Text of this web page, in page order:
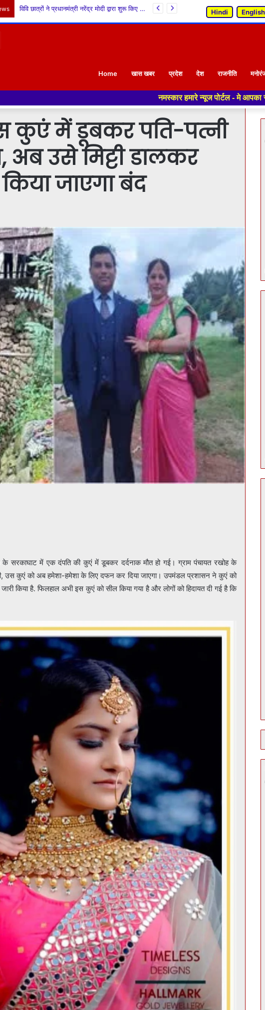
सोलन पुलिस की बड़ी कार्रवाई: आल्टो कार में सवार 2 युवक और 1 युवती गिरफ्तार, 17.41 ग्राम चिट्टा/हेरोइन व नकदी बरामद | नशा तस्करी नेटवर्क की जांच जारी Hindi English
Home खास खबर प्रदेश देश राजनीति
नमस्कार हमारे न्यूज पोर्टल - मे आपका स्वागत हैं ,यहाँ आपको
कुएं में डूबकर पति-पत्नी
अब उसे मिट्टी डालकर
जाएगा बंद
सरकाघाट में एक दंपति की कुएं में डूबकर दर्दनाक मौत हो गई। ग्राम पंचायत रखोह के
उस कुएं को अब हमेशा-हमेशा के लिए दफन कर दिया जाएगा। उपमंडल प्रशासन ने कुएं को
किया है. फिलहाल अभी इस कुएं को सील किया गया है और लोगों को हिदायत दी गई है कि